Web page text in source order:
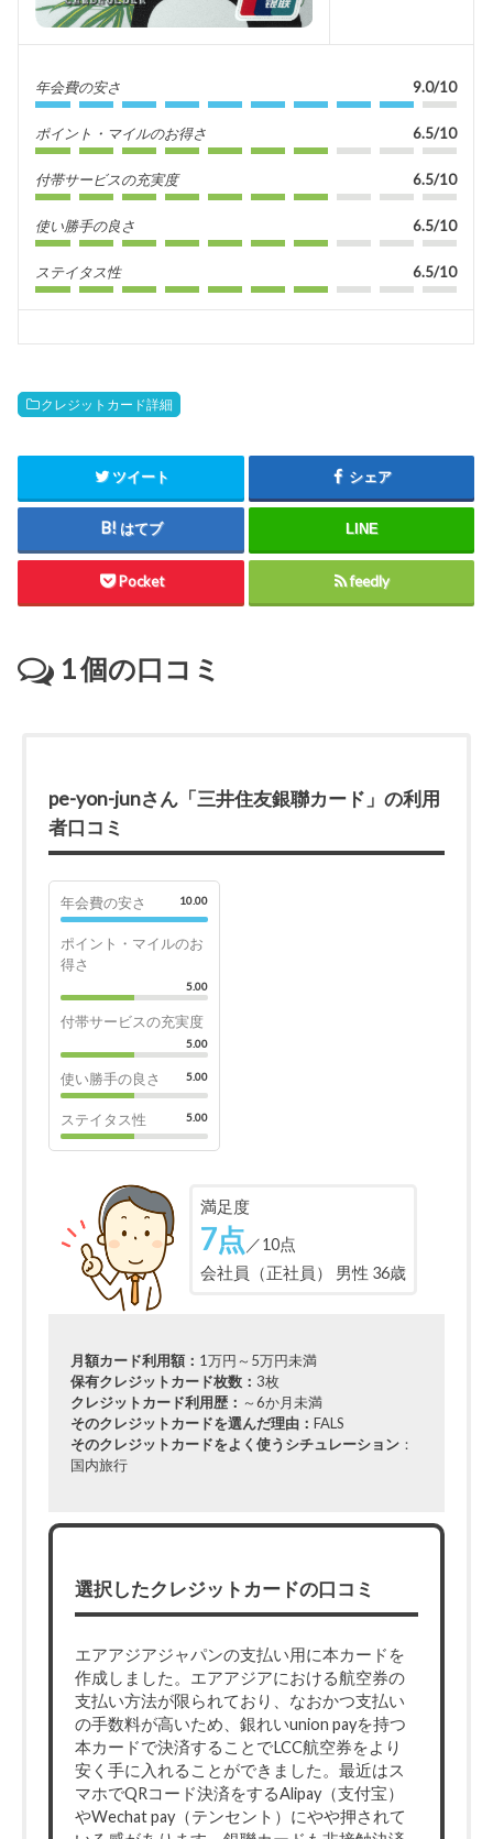
年会費の安さ 9.0/10
ポイント・マイルのお得さ 6.5/10
付帯サービスの充実度 6.5/10
使い勝手の良さ 6.5/10
ステイタス性 6.5/10
クレジットカード詳細
ツイート シェア
はてブ LINE
Pocket feedly
1個の口コミ
pe-yon-junさん「三井住友銀聯カード」の利用
者口コミ
年会費の安さ 10.00
ポイント・マイルのお
得さ
5.00
付帯サービスの充実度
5.00
使い勝手の良さ 5.00
ステイタス性 5.00
満足度
7点 ／10点
会社員（正社員） 男性 36歳
月額カード利用額： 1万円～5万円未満
保有クレジットカード枚数： 3枚
クレジットカード利用歴： ～6か月未満
そのクレジットカードを選んだ理由：FALS
そのクレジットカードをよく使うシチュレーション ：
国内旅行
選択したクレジットカードの口コミ
エアアジアジャパンの支払い用に本カードを
作成しました。エアアジアにおける航空券の
支払い方法が限られており、なおかつ支払い
の手数料が高いため、銀れいunion payを持つ
本カードで決済することでLCC航空券をより
安く手に入れることができました。最近はス
マホでQRコード決済をするAlipay（支付宝）
やWechat pay（テンセント）にやや押されて